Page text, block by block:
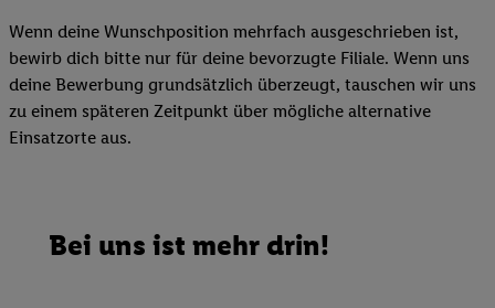
Wenn deine Wunschposition mehrfach ausgeschrieben ist,
bewirb dich bitte nur für deine bevorzugte Filiale. Wenn uns
deine Bewerbung grundsätzlich überzeugt, tauschen wir uns
zu einem späteren Zeitpunkt über mögliche alternative
Einsatzorte aus.
Bei uns ist mehr drin!